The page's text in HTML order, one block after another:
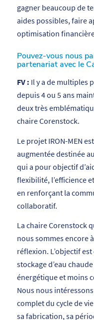
gagner beaucoup de
aides possibles, faire
optimisation
Pouvez-vous nous
partenariat avec le
FV : Il y a de multiples
depuis 4 ou 5 ans
deux très
chaire Corenstock.
Le projet IRON-MEN
augmentée destinée
qui a pour objectif
flexibilité, l’efficience
en renforçant la
collaboratif.
La chaire Corenstock
nous sommes encore
réflexion. L’objectif
stockage d’eau
énergétique et moins
Nous nous
complet du cycle de
sa fabrication, sa